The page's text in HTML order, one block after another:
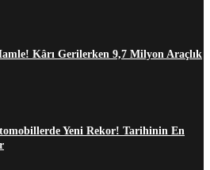
Kârı Gerilerken 9,7 Milyon Araçlık
Yeni Rekor! Tarihinin En